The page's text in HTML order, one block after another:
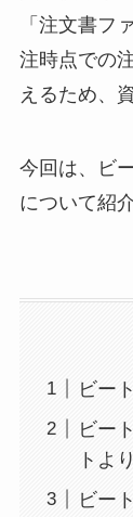
「注文書フ
注時点での
えるため、
今回は、ビ
について紹
ビー
ビー
トよ
ビー